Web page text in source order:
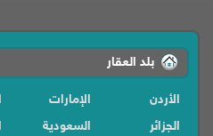
بلد العقار
الأردن الإمارات
الجزائر
السعودية